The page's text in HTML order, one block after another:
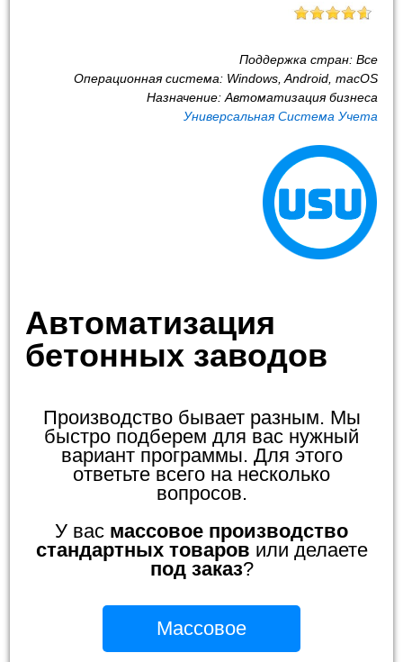
Поддержка стран: Все
Операционная система: Windows, Android, macOS
Назначение: Автоматизация бизнеса
Универсальная Система Учета
Автоматизация
бетонных заводов
Производство бывает разным. Мы
быстро подберем для вас нужный
вариант программы. Для этого
ответьте всего на несколько
вопросов.
У вас массовое производство
стандартных товаров или делаете
под заказ?
Массовое